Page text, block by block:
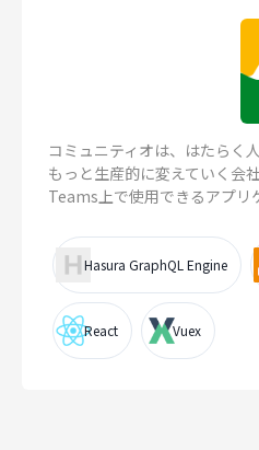
コミュニティオは、はたらく
もっと生産的に変えていく会
Teams上で使用できるアプリ
Hasura GraphQL Engine
React Vuex